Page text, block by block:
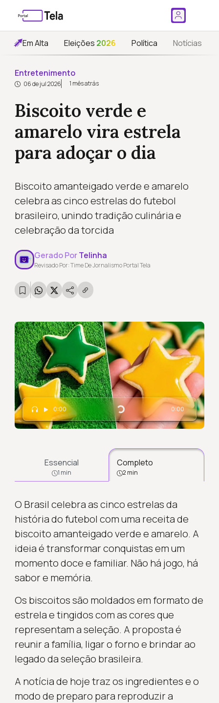
Em Alta Eleições 2026 Política Notícias
Entretenimento
06 de jul 2026 1 mês atrás
Biscoito verde e
amarelo vira estrela
para adoçar o dia
Biscoito amanteigado verde e amarelo
celebra as cinco estrelas do futebol
brasileiro, unindo tradição culinária e
celebração da torcida
Gerado PorTelinha
Revisado Por: Time De Jornalismo Portal Tela
0:00 Carregando... 0:00
Essencial
1 min
Completo
2 min
O Brasil celebra as cinco estrelas da
história do futebol com uma receita de
biscoito amanteigado verde e amarelo. A
ideia é transformar conquistas em um
momento doce e familiar. Não há jogo, há
sabor e memória.
Os biscoitos são moldados em formato de
estrela e tingidos com as cores que
representam a seleção. A proposta é
reunir a família, ligar o forno e brindar ao
legado da seleção brasileira.
A notícia de hoje traz os ingredientes e o
modo de preparo para reproduzir a